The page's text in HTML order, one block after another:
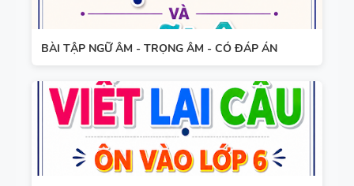
HỢP NĂNG
LỰC SỐ -
CẢ NĂM
TIẾNG ANH
TỪ VỰNG
VÀ NGỮ
PHÁP -
TIẾNG ANH
BÀI TẬP NGỮ ÂM - TRỌNG ÂM - CÓ ĐÁP ÁN